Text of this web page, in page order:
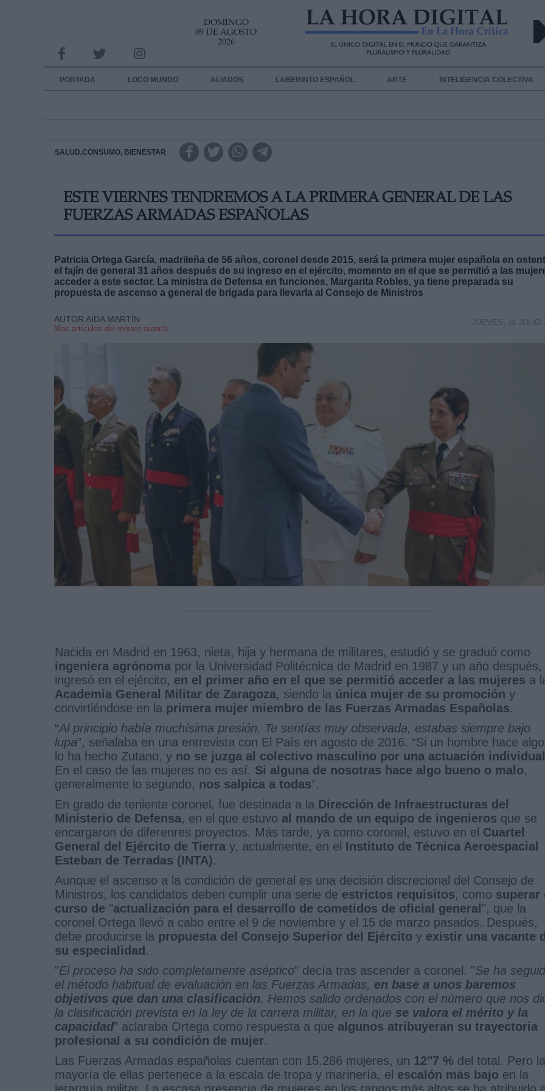
DOMINGO
09 DE AGOSTO
2026
PORTADA LOCO MUNDO ALIADOS LABERINTO ESPAÑOL ARTE INTELIGENCIA COLECTIVA
SALUD,CONSUMO, BIENESTAR
ESTE VIERNES TENDREMOS A LA PRIMERA GENERAL DE LAS
FUERZAS ARMADAS ESPAÑOLAS
Patricia Ortega García, madrileña de 56 años, coronel desde 2015, será la primera mujer española en
el fajín de general 31 años después de su ingreso en el ejército, momento en el que se permitió a las
acceder a este sector. La ministra de Defensa en funciones, Margarita Robles, ya tiene preparada su
propuesta de ascenso a general de brigada para llevarla al Consejo de Ministros
AUTOR AIDA MARTÍN
Mas artículos del mismo autor/a
JUEVES, 11 JULIO
Nacida en Madrid en 1963, nieta, hija y hermana de militares, estudió y se graduó como
ingeniera agrónoma por la Universidad Politécnica de Madrid en 1987 y un año después,
ingresó en el ejército, en el primer año en el que se permitió acceder a las mujeres a
Academia General Militar de Zaragoza, siendo la única mujer de su promoción y
convirtiéndose en la primera mujer miembro de las Fuerzas Armadas Españolas.
“Al principio había muchísima presión. Te sentías muy observada, estabas siempre bajo
lupa”, señalaba en una entrevista con El País en agosto de 2016. “Si un hombre hace
lo ha hecho Zutano, y no se juzga al colectivo masculino por una actuación individual
En el caso de las mujeres no es así. Si alguna de nosotras hace algo bueno o malo,
generalmente lo segundo, nos salpica a todas”.
En grado de teniente coronel, fue destinada a la Dirección de Infraestructuras del
Ministerio de Defensa, en el que estuvo al mando de un equipo de ingenieros que se
encargaron de diferenres proyectos. Más tarde, ya como coronel, estuvo en el Cuartel
General del Ejército de Tierra y, actualmente, en el Instituto de Técnica Aeroespacial
Esteban de Terradas (INTA).
Aunque el ascenso a la condición de general es una decisión discrecional del Consejo de
Ministros, los candidatos deben cumplir una serie de estrictos requisitos, como superar
curso de "actualización para el desarrollo de cometidos de oficial general", que la
coronel Ortega llevó a cabo entre el 9 de noviembre y el 15 de marzo pasados. Después,
debe producirse la propuesta del Consejo Superior del Ejército y existir una vacante
su especialidad.
"El proceso ha sido completamente aséptico" decía tras ascender a coronel. "Se ha
el método habitual de evaluación en las Fuerzas Armadas, en base a unos baremos
objetivos que dan una clasificación. Hemos salido ordenados con el número que nos
la clasificación prevista en la ley de la carrera militar, en la que se valora el mérito y la
capacidad” aclaraba Ortega como respuesta a que algunos atribuyeran su trayectoria
profesional a su condición de mujer.
Las Fuerzas Armadas españolas cuentan con 15.286 mujeres, un 12"7 % del total. Pero la
mayoría de ellas pertenece a la escala de tropa y marinería, el escalón más bajo en la
jerarquía militar. La escasa presencia de mujeres en los rangos más altos se ha atribuido
INFORMACION SOBRE LA PROTECCIÓN DE TUS DATOS
Responsable:
Destinatarios:
link
Información adicional
link